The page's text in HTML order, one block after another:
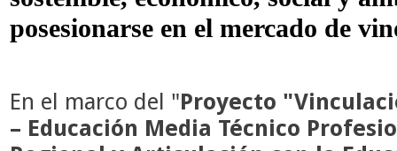
posesionarse en el mercado de
En el marco del "Proyecto
– Educación Media Técnico